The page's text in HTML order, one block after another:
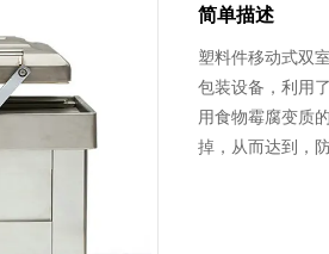
简单描述
塑料件移动式双
包装设备，利用
用食物霉腐变质
掉，从而达到，